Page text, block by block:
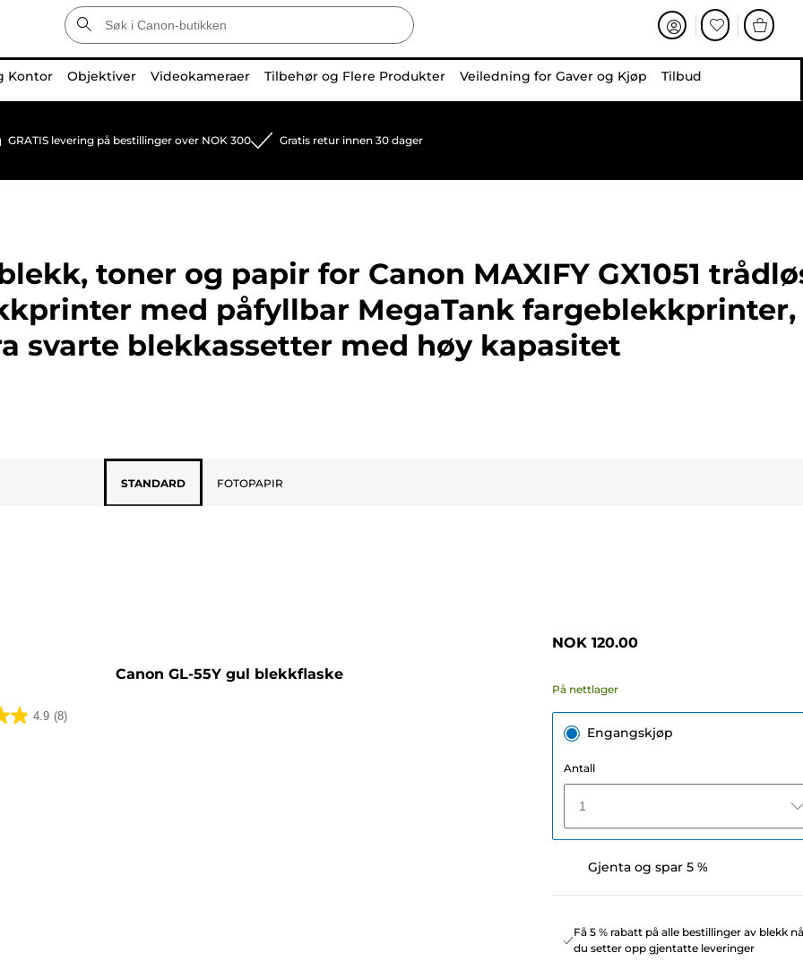
Kontor Objektiver Videokameraer Tilbehør og Flere Produkter Veiledning for Gaver og Kjøp Tilbud
GRATIS levering på bestillinger over NOK 300 Gratis retur innen 30 dager
toner og papir for Canon MAXIFY GX1051
med påfyllbar MegaTank fargeblekkprinter,
svarte blekkassetter med høy kapasitet
STANDARD FOTOPAPIR
Canon GL-55Y gul blekkflaske
4.9 (8)
NOK 120.00
På nettlager
Engangskjøp
Antall
1
Gjenta og spar 5 %
Få 5 % rabatt på alle bestillinger av blekk
du setter opp gjentatte leveringer